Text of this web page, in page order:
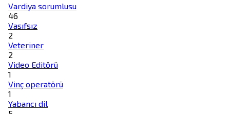
Vardiya sorumlusu
46
Vasıfsız
2
Veteriner
2
Video Editörü
1
Vinç operatörü
1
Yabancı dil